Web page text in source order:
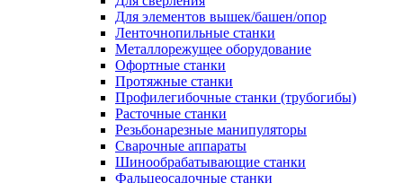
Для элементов вышек/башен/опор
Ленточнопильные станки
Металлорежущее оборудование
Офортные станки
Протяжные станки
Профилегибочные станки (трубогибы)
Расточные станки
Резьбонарезные манипуляторы
Сварочные аппараты
Шинообрабатывающие станки
Фальцеосадочные станки